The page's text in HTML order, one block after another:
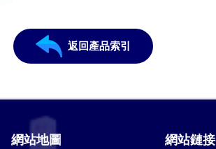
返回產品索引
網站地圖 網站鏈接